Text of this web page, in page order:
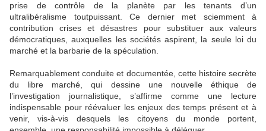
prise de contrôle de la planète par les tenants d’un
ultralibéralisme toutpuissant. Ce dernier met sciemment à
contribution crises et désastres pour substituer aux valeurs
démocratiques, auxquelles les sociétés aspirent, la seule loi du
marché et la barbarie de la spéculation.
Remarquablement conduite et documentée, cette histoire secrète
du libre marché, qui dessine une nouvelle éthique de
l’investigation journalistique, s’affirme comme une lecture
indispensable pour réévaluer les enjeux des temps présent et à
venir, vis-à-vis desquels les citoyens du monde portent,